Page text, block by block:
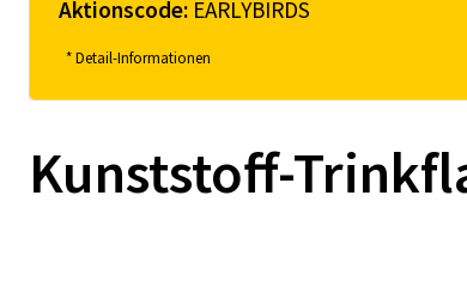
Aktionscode: EARLYBIRDS
* Detail-Informationen
Kunststoff-